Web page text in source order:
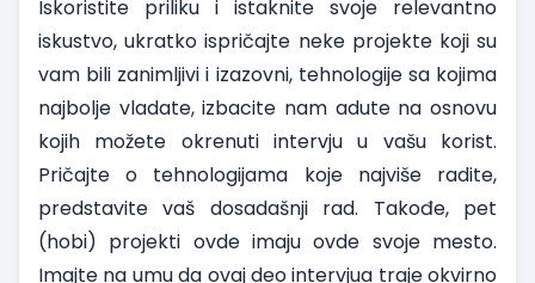
Iskoristite priliku i istaknite svoje relevantno
iskustvo, ukratko ispričajte neke projekte koji su
vam bili zanimljivi i izazovni, tehnologije sa kojima
najbolje vladate, izbacite nam adute na osnovu
kojih možete okrenuti intervju u vašu korist.
Pričajte o tehnologijama koje najviše radite,
predstavite vaš dosadašnji rad. Takođe, pet
(hobi) projekti ovde imaju ovde svoje mesto.
Imajte na umu da ovaj deo intervjua traje okvirno